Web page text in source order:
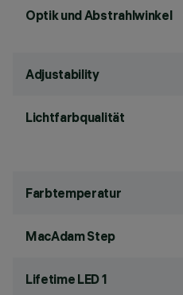
Optik und Abstrahlwinkel
Adjustability
Lichtfarbqualität
Farbtemperatur
MacAdam Step
Lifetime LED 1